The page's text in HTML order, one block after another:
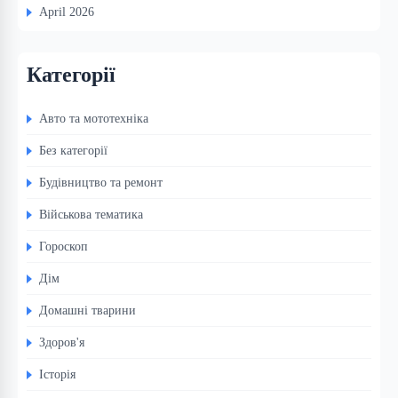
April 2026
Категорії
Авто та мототехніка
Без категорії
Будівництво та ремонт
Військова тематика
Гороскоп
Дім
Домашні тварини
Здоров'я
Історія